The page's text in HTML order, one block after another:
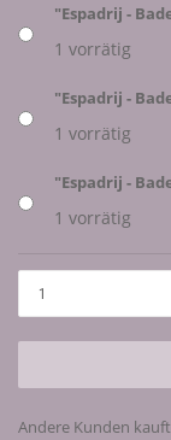
"Espadrij -
1 vorrätig
"Espadrij -
1 vorrätig
"Espadrij -
1 vorrätig
Andere Kunden